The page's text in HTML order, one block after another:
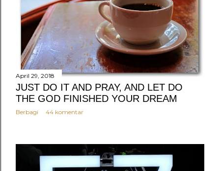
n
g
a
n
April 29, 2018
JUST DO IT AND PRAY, AND LET DO
THE GOD FINISHED YOUR DREAM
Berbagi 44 komentar